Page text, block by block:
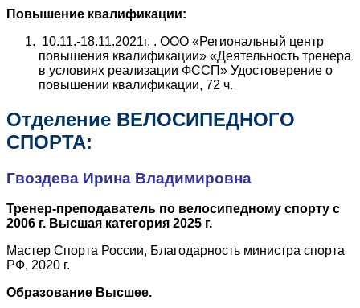
Повышение квалификации:
10.11.-18.11.2021г. . ООО «Региональный центр
повышения квалификации» «Деятельность тренера
в условиях реализации ФССП» Удостоверение о
повышении квалификации, 72 ч.
Отделение ВЕЛОСИПЕДНОГО
СПОРТА:
Гвоздева Ирина Владимировна
Тренер-преподаватель по велосипедному спорту с
2006 г. Высшая категория 2025 г.
Мастер Спорта России, Благодарность министра спорта
РФ, 2020 г.
Образование Высшее.